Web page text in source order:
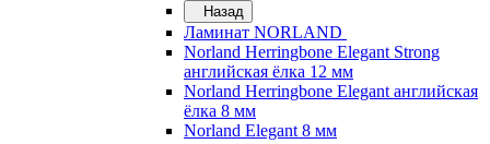
Назад
Ламинат NORLAND
Norland Herringbone Elegant Strong
английская ёлка 12 мм
Norland Herringbone Elegant английская
ёлка 8 мм
Norland Elegant 8 мм